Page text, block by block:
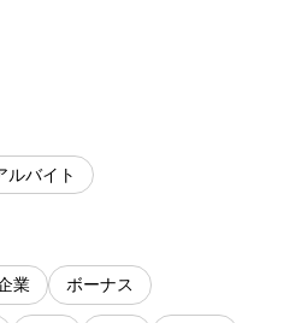
ルバイト
業 ボーナス